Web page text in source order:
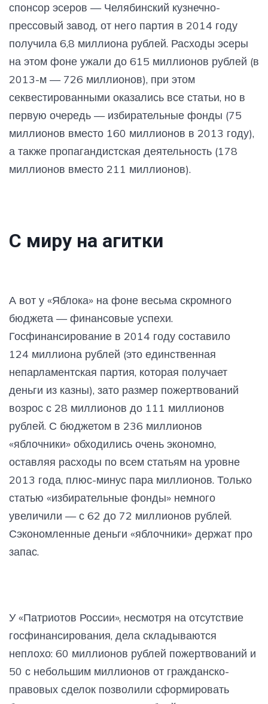
спонсор эсеров — Челябинский кузнечно-
прессовый завод, от него партия в 2014 году
получила 6,8 миллиона рублей. Расходы эсеры
на этом фоне ужали до 615 миллионов рублей (в
2013-м — 726 миллионов), при этом
секвестированными оказались все статьи, но в
первую очередь — избирательные фонды (75
миллионов вместо 160 миллионов в 2013 году),
а также пропагандистская деятельность (178
миллионов вместо 211 миллионов).
С миру на агитки
А вот у «Яблока» на фоне весьма скромного
бюджета — финансовые успехи.
Госфинансирование в 2014 году составило
124 миллиона рублей (это единственная
непарламентская партия, которая получает
деньги из казны), зато размер пожертвований
возрос с 28 миллионов до 111 миллионов
рублей. С бюджетом в 236 миллионов
«яблочники» обходились очень экономно,
оставляя расходы по всем статьям на уровне
2013 года, плюс-минус пара миллионов. Только
статью «избирательные фонды» немного
увеличили — с 62 до 72 миллионов рублей.
Сэкономленные деньги «яблочники» держат про
запас.
У «Патриотов России», несмотря на отсутствие
госфинансирования, дела складываются
неплохо: 60 миллионов рублей пожертвований и
50 с небольшим миллионов от гражданско-
правовых сделок позволили сформировать